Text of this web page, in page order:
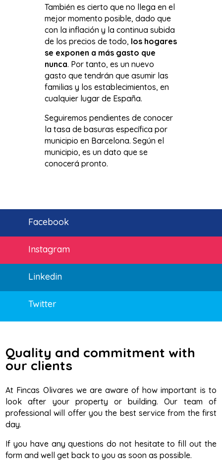
También es cierto que no llega en el
mejor momento posible, dado que
con la inflación y la continua subida
de los precios de todo, los hogares
se exponen a más gasto que
nunca. Por tanto, es un nuevo
gasto que tendrán que asumir las
familias y los establecimientos, en
cualquier lugar de España.
Seguiremos pendientes de conocer
la tasa de basuras específica por
municipio en Barcelona. Según el
municipio, es un dato que se
conocerá pronto.
Facebook
Instagram
Linkedin
Twitter
Quality and commitment with
our clients
At Fincas Olivares we are aware of how important is to
look after your property or building. Our team of
professional will offer you the best service from the first
day.
If you have any questions do not hesitate to fill out the
form and well get back to you as soon as possible.